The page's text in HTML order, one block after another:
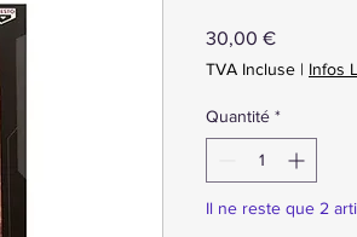
30,00 €Prix
TVA Incluse | Infos
Quantité *
Il ne reste que 2